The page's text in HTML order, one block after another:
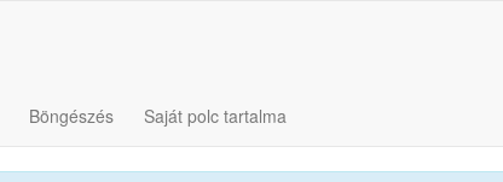
Böngészés Saját polc tartalma